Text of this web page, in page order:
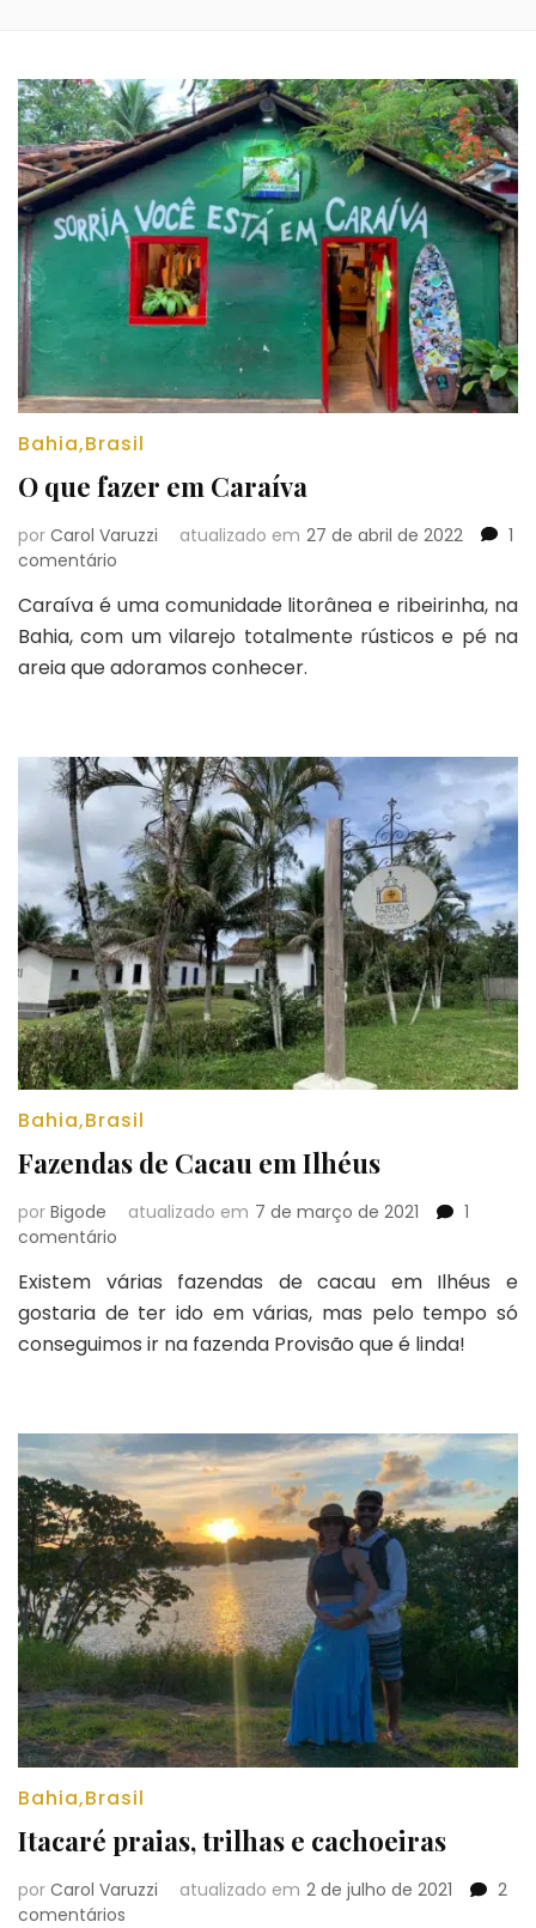
Bahia,Brasil
O que fazer em Caraíva
por Carol Varuzzi atualizado em 27 de abril de 2022
1
comentário
que
fazer
em
Caraíva é uma comunidade litorânea e ribeirinha, na
Bahia, com um vilarejo totalmente rústicos e pé na
areia que adoramos conhecer.
Bahia,Brasil
Fazendas de Cacau em Ilhéus
por Bigode atualizado em 7 de março de 2021
1
comentário
de
Cacau
em
Existem várias fazendas de cacau em Ilhéus e
gostaria de ter ido em várias, mas pelo tempo só
conseguimos ir na fazenda Provisão que é linda!
Bahia,Brasil
Itacaré praias, trilhas e cachoeiras
por Carol Varuzzi atualizado em 2 de julho de 2021
2
comentários